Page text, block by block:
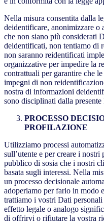
Nella misura consentita dalla
deidentificare, anonimizzare o
che non siano più considerati
deidentificati, non tentiamo di
non saranno reidentificati
organizzative per impedire la
contrattuali per garantire che
impegni di non
nostra di informazioni
sono disciplinati dalla
PROCESSO
PROFILAZIONE
Utilizziamo processi
sull’utente e per creare i
pubblico di sosia che i nostri
basata sugli interessi. Nella
un processo decisionale
adoperiamo per farlo in modo
trattiamo i vostri Dati
effetto legale o analogo
di offrirvi o rifiutare la vostra